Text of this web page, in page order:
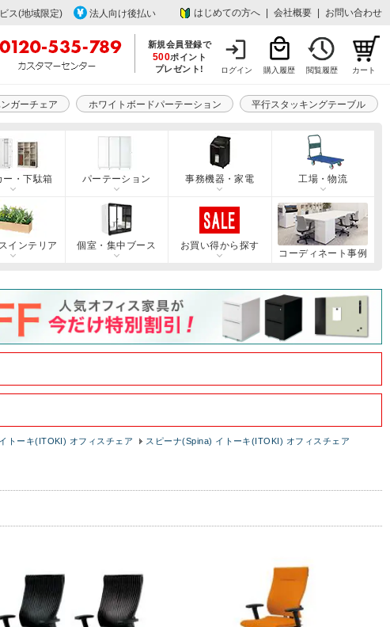
ス(地域限定) 法人向け後払い はじめての方へ 会社概要 お問い合わせ
新規会員登録で
500ポイント
プレゼント!
ログイン 購入履歴 閲覧履歴 カート
ガーチェア ホワイトボードパーテーション 平行スタッキングテーブル
ー・下駄箱 パーテーション 事務機器・家電 工場・物流
インテリア 個室・集中ブース
お買い得から探す
コーディネート事例
イトーキ(ITOKI) オフィスチェア スピーナ(Spina) イトーキ(ITOKI) オフィスチェア